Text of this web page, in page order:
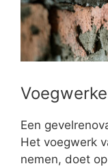
Een
Het voegwerk
nemen, doet